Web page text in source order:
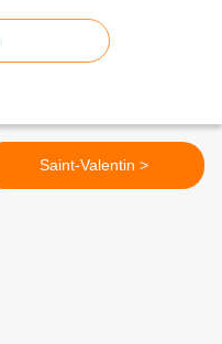
Saint-Valentin >